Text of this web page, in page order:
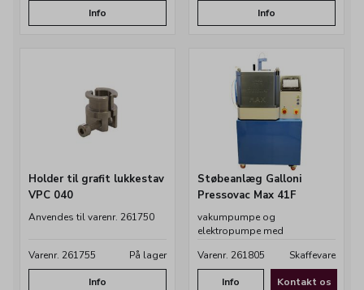
Info Info
Holder til grafit lukkestav
VPC 040
Anvendes til varenr. 261750
Varenr. 261755 På lager
Info
Støbeanlæg Galloni
Pressovac Max 41F
vakumpumpe og
elektropumpe med
Varenr. 261805
Skaffevare
Info Kontakt os